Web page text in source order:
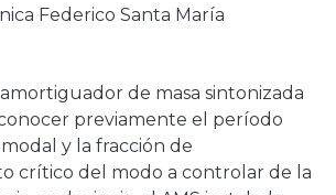
Federico Santa María
de masa sintonizada
previamente el período
y la fracción de
crítico del modo a controlar de la